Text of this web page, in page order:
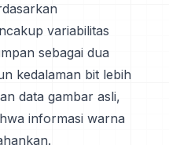
variabilitas
sebagai dua
kedalaman bit lebih
data gambar asli,
informasi warna